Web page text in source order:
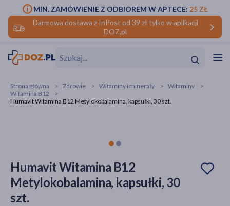
Darmowa dostawa z InPost od 39 zł tylko w aplikacji
DOZ.pl
MIN. ZAMÓWIENIE Z ODBIOREM W APTECE: 25 ZŁ
Hit
Strona główna Zdrowie Witaminy i minerały
Witaminy
Witamina B12
Humavit Witamina B12 Metylokobalamina, kapsułki, 30 szt.
Humavit Witamina B12
Metylokobalamina, kapsułki, 30
szt.